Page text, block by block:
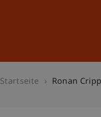
Startseite Ronan